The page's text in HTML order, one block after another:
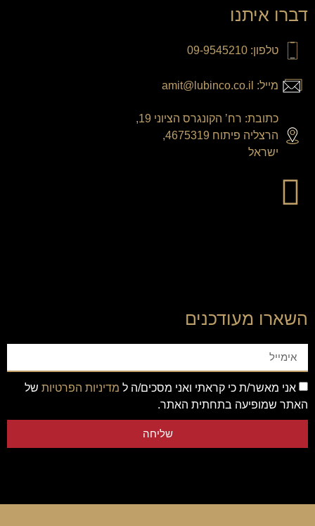
דברו איתנו
טלפון: 09-9545210
מייל: amit@lubinco.co.il
כתובת: רח’ הקונגרס הציוני 19,
הרצליה פיתוח 4675319,
ישראל
השארו מעודכנים
אני מאשר/ת כי קראתי ואני מסכים/ה ל מדיניות הפרטיות של
האתר שמופיעה בתחתית האתר.
שליחה